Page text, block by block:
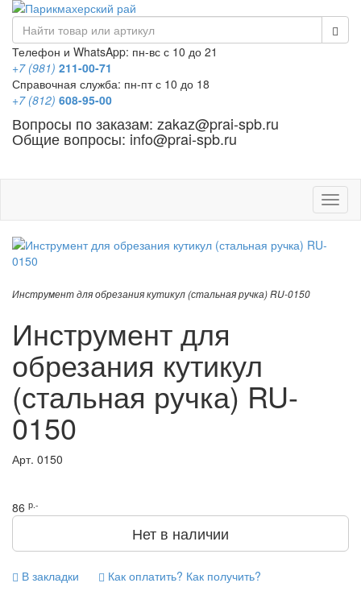
Телефон и WhatsApp: пн-вс с 10 до 21
+7 (981) 211-00-71
Справочная служба: пн-пт с 10 до 18
+7 (812) 608-95-00
Вопросы по заказам: zakaz@prai-spb.ru
Общие вопросы: info@prai-spb.ru
Инструмент для обрезания кутикул (стальная ручка) RU-0150
Инструмент для
обрезания кутикул
(стальная ручка) RU-
0150
Арт. 0150
86 р.-
Нет в наличии
В закладки Как оплатить? Как получить?